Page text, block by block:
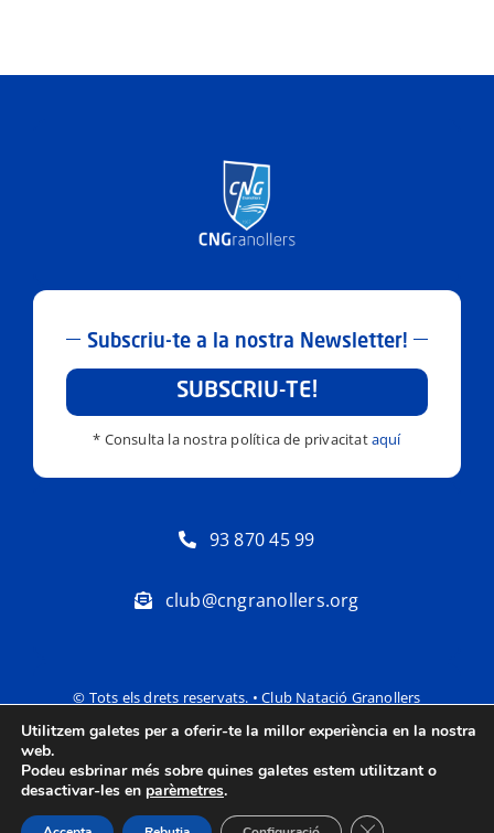
Subscriu-te a la nostra Newsletter!
SUBSCRIU-TE!
* Consulta la nostra política de privacitataquí
93 870 45 99
club@cngranollers.org
© Tots els drets reservats. • Club Natació Granollers
Política de privacitat Avís Legal
Utilitzem galetes per a oferir-te la millor experiència en la nostra
web.
Podeu esbrinar més sobre quines galetes estem utilitzant o
desactivar-les en parèmetres.
Tanca el bàner de